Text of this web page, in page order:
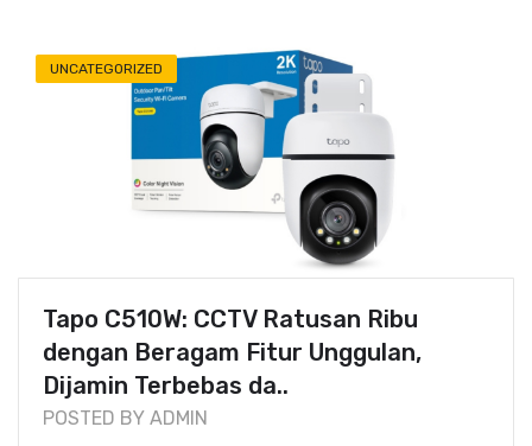
UNCATEGORIZED
Tapo C510W: CCTV Ratusan Ribu
dengan Beragam Fitur Unggulan,
Dijamin Terbebas da..
POSTED BY ADMIN